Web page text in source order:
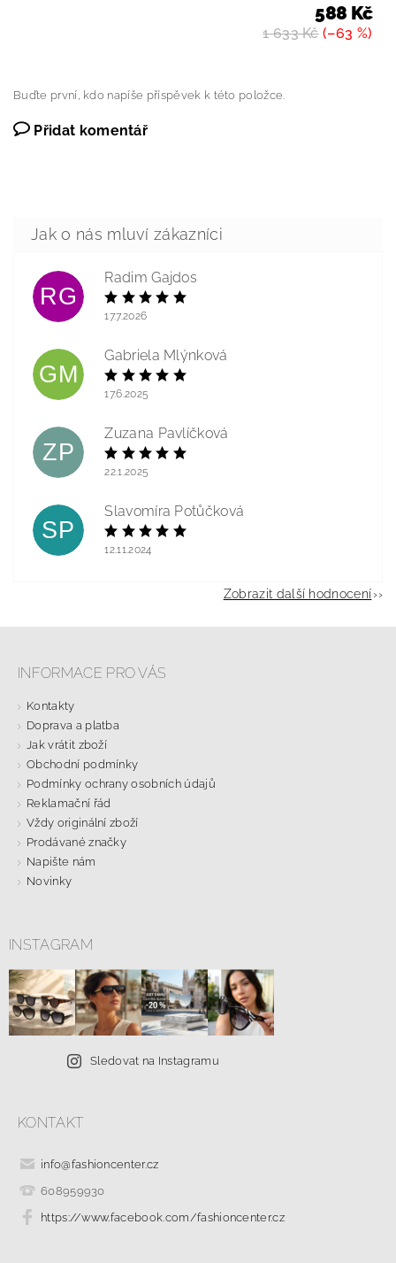
1 633 Kč(–63 %)
588 Kč
Buďte první, kdo napíše příspěvek k této položce.
Přidat komentář
RG
Radim Gajdos
17.7.2026
GM
Gabriela Mlýnková
17.6.2025
ZP
Zuzana Pavlíčková
22.1.2025
SP
Slavomíra Potůčková
12.11.2024
Zobrazit další hodnocení
INFORMACE PRO VÁS
Kontakty
Doprava a platba
Jak vrátit zboží
Obchodní podmínky
Podmínky ochrany osobních údajů
Reklamační řád
Vždy originální zboží
Prodávané značky
Napište nám
Novinky
INSTAGRAM
Sledovat na Instagramu
KONTAKT
info@fashioncenter.cz
608959930
https://www.facebook.com/fashioncenter.cz